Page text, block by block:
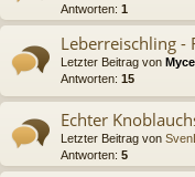
Antworten: 1
Leberreischling -
Letzter Beitrag von
Antworten: 15
Echter
Letzter Beitrag von
Antworten: 5